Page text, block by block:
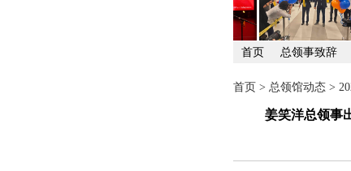
首页 总领事致辞
首页 > 总领馆动态 >
姜笑洋总领事